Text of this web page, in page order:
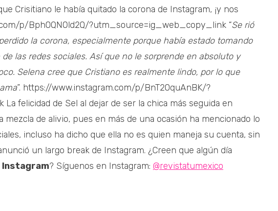
Crisitiano le había quitado la corona de Instagram, ¡y nos
p/Bph0QN0ld2Q/?utm_source=ig_web_copy_link “Se rió
la corona, especialmente porque había estado tomando
las redes sociales. Así que no le sorprende en absoluto y
Selena cree que Cristiano es realmente lindo, por lo que
”. https://www.instagram.com/p/BnT20quAnBK/?
felicidad de Sel al dejar de ser la chica más seguida en
de alivio, pues en más de una ocasión ha mencionado lo
incluso ha dicho que ella no es quien maneja su cuenta, sin
un largo break de Instagram. ¿Creen que algún día
Instagram? Síguenos en Instagram: @revistatumexico